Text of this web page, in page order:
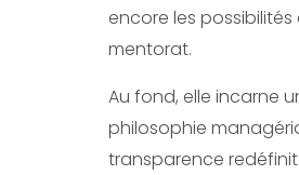
encore les possibilités
mentorat.
Au fond, elle incarne
philosophie
transparence redéfinit